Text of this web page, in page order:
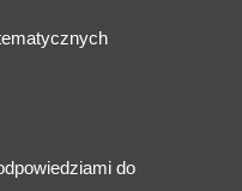
do